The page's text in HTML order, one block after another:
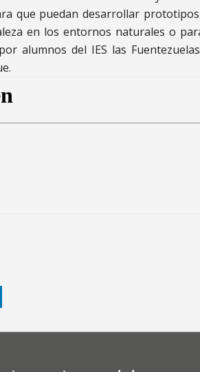
que puedan desarrollar
en los entornos naturales o
alumnos del IES las